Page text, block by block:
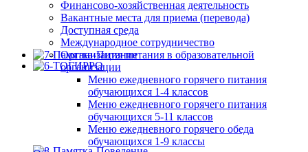
Финансово-хозяйственная деятельность
Вакантные места для приема (перевода)
Доступная среда
Международное сотрудничество
Организация питания в образовательной
организации
Меню ежедневного горячего питания
обучающихся 1-4 классов
Меню ежедневного горячего питания
обучающихся 5-11 классов
Меню ежедневного горячего обеда
обучающихся 1-9 классы